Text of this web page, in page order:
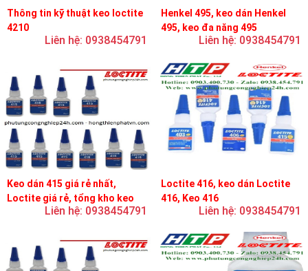
Thông tin kỹ thuật keo loctite
4210
Liên hệ: 0938454791
Henkel 495, keo dán Henkel
495, keo đa năng 495
Liên hệ: 0938454791
Keo dán 415 giá rẻ nhất,
Loctite giá rẻ, tổng kho keo
Liên hệ: 0938454791
Loctite 416, keo dán Loctite
416, Keo 416
Liên hệ: 0938454791